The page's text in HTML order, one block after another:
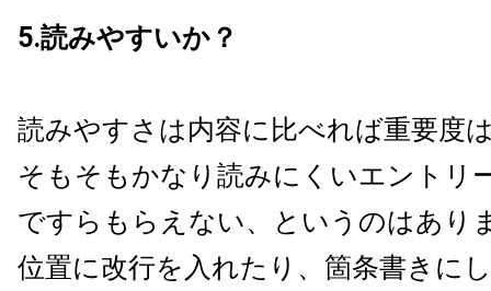
5.読みやすいか？
読みやすさは内容に比べれば重要度
そもそもかなり読みにくいエントリ
ですらもらえない、というのはあり
位置に改行を入れたり、箇条書きに